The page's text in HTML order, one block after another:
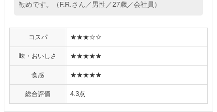
勧めです。（F.R.さん／男性／27歳／会社員）
コスパ ★★★☆☆
味・おいしさ ★★★★★
食感 ★★★★★
総合評価 4.3点